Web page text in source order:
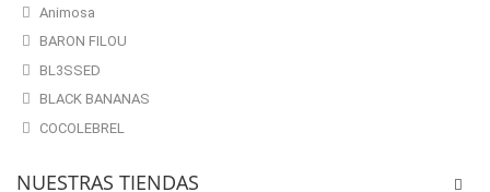
Animosa
BARON FILOU
BL3SSED
BLACK BANANAS
COCOLEBREL
NUESTRAS TIENDAS